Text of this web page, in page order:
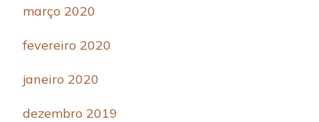
março 2020
fevereiro 2020
janeiro 2020
dezembro 2019